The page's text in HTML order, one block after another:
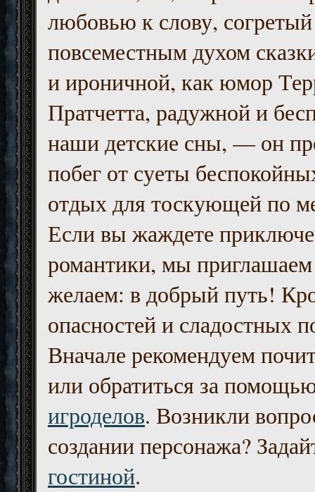
любовью к слову, согретый
повсеместным духом
и ироничной, как юмор
Пратчетта, радужной и
наши детские сны, — он
побег от суеты
отдых для тоскующей по
Если вы жаждете
романтики, мы приглашаем
желаем: в добрый путь!
опасностей и сладостных
Вначале рекомендуем
или обратиться за
игроделов. Возникли
создании персонажа?
гостиной.